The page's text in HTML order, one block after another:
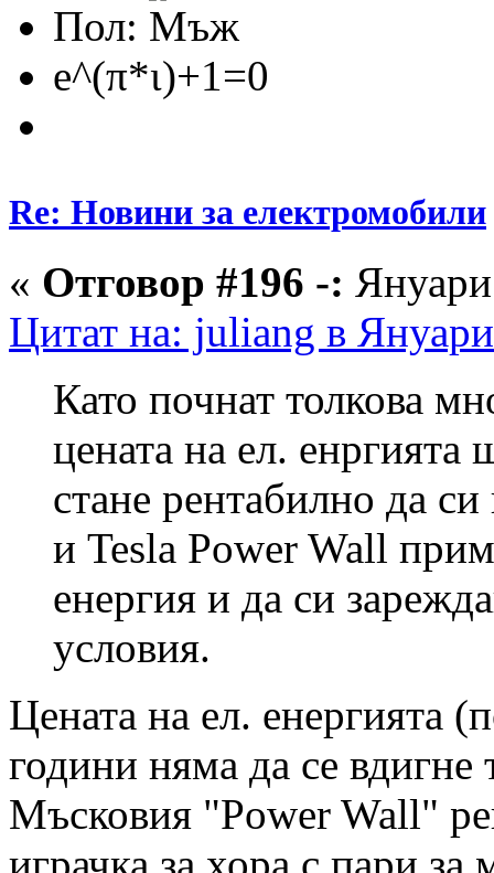
Пол:
e^(π*ι)+1=0
Re: Новини за електромобили
« Отговор #196 -:
Цитат на: juliang в
Като почнат толкова
цената на ел. енргията
стане рентабилно да
и Tesla Power Wall
енергия и да си
условия.
Цената на ел. енергията
години няма да се вдигне
Мъсковия "Power Wall"